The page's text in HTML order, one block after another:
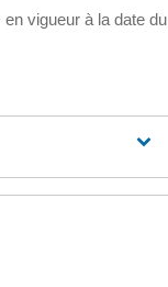
vigueur à la date du